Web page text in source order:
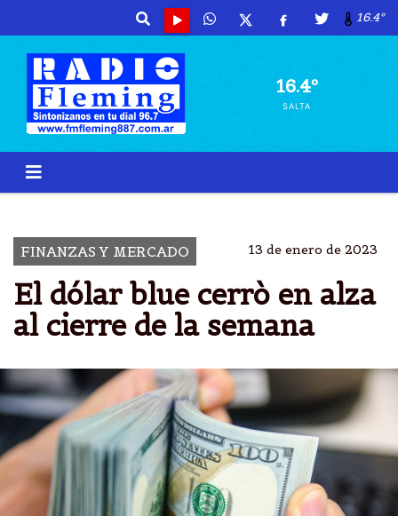
16.4º
16.4º
SALTA
FINANZAS Y MERCADO 13 de enero de 2023
El dólar blue cerrò en alza
al cierre de la semana